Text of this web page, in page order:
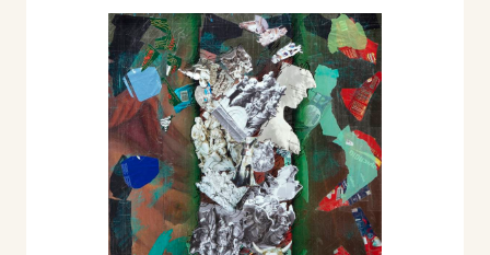
l’attività detta “Plasticoni”, con un nuovo
“aggregato” detto “Linea Confinaria”, nel quale
intere famiglie si attivano con la famiglia Pieroni
in esecuzioni di pulizia sul paesaggio,
performances, installazioni e rappresentazioni en
Nell’anno 2000, una performance alla GAM di
Gallarate segnò l’inizio del progetto per una